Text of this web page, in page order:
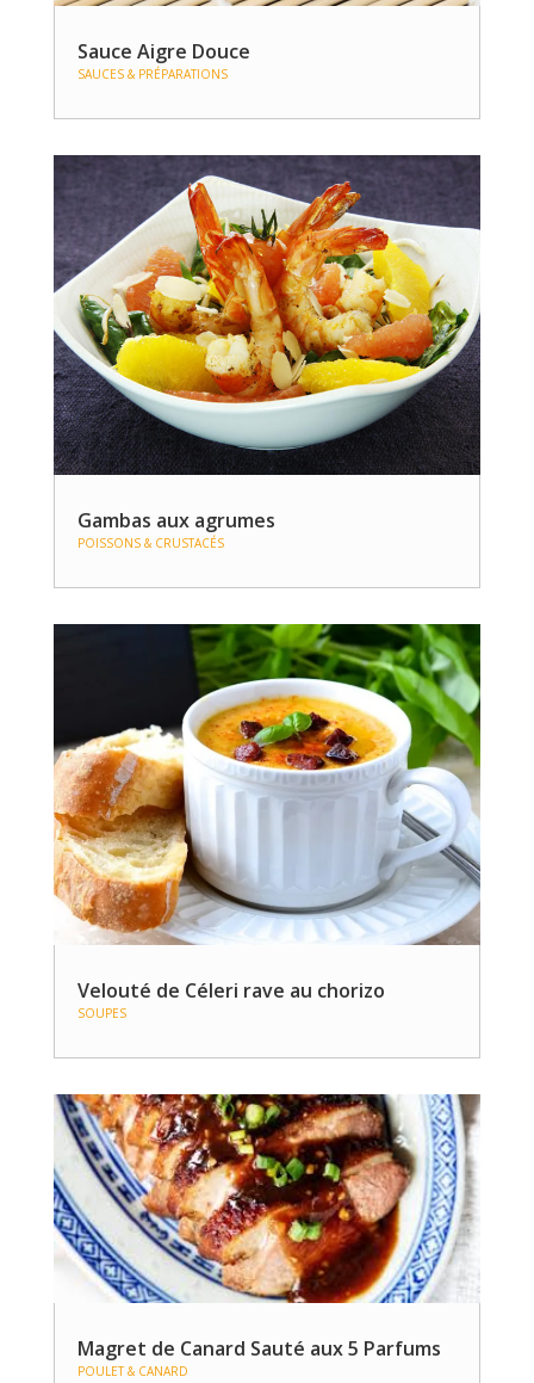
Sauce Aigre Douce
SAUCES & PRÉPARATIONS
Gambas aux agrumes
POISSONS & CRUSTACÉS
Velouté de Céleri rave au chorizo
SOUPES
Magret de Canard Sauté aux 5 Parfums
POULET & CANARD